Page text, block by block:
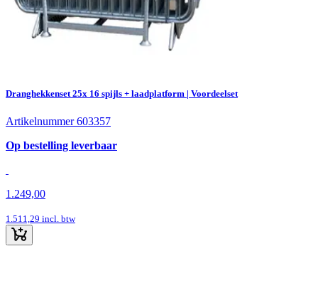
Dranghekkenset 25x 16 spijls + laadplatform | Voordeelset
Artikelnummer 603357
Op bestelling leverbaar
1.249,00
1.511,29 incl. btw